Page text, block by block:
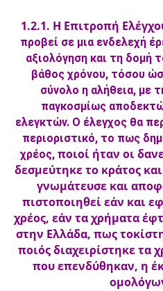
1.2.1. Η Επιτροπή
προβεί σε μια ενδελεχή
αξιολόγηση και τη δομή
βάθος χρόνου, τόσου
σύνολο η αλήθεια, με
παγκοσμίως
ελεγκτών. Ο έλεγχος θα
περιοριστικό, το πως
χρέος, ποιοί ήταν οι
δεσμεύτηκε το κράτος
γνωμάτευσε και
πιστοποιηθεί εάν και
χρέος, εάν τα χρήματα
στην Ελλάδα, πως
ποιός διαχειρίστηκε
που επενδύθηκαν, η